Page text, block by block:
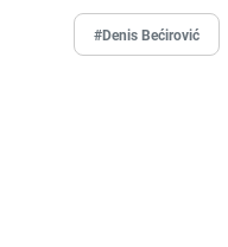
#Denis Bećirović